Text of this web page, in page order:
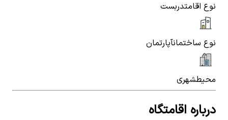
نوع اقامتدربست
نوع ساختمانآپارتمان
محیطشهری
درباره اقامتگاه